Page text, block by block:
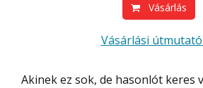
Vásárlás
Vásárlási
Akinek ez sok, de hasonlót keres vezetéknélküli